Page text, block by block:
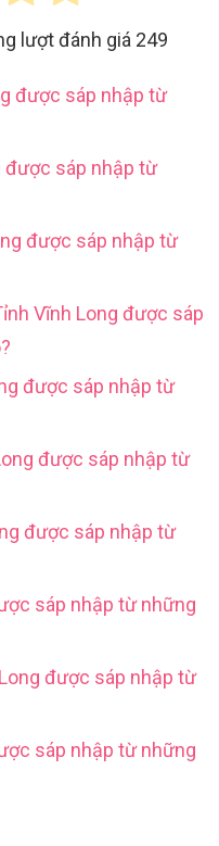
lượt đánh giá 249
được sáp nhập từ
được sáp nhập từ
được sáp nhập từ
Vĩnh Long được sáp
được sáp nhập từ
được sáp nhập từ
được sáp nhập từ
sáp nhập từ những
được sáp nhập từ
sáp nhập từ những